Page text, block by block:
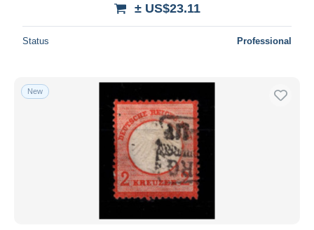
± US$23.11
Status Professional
New